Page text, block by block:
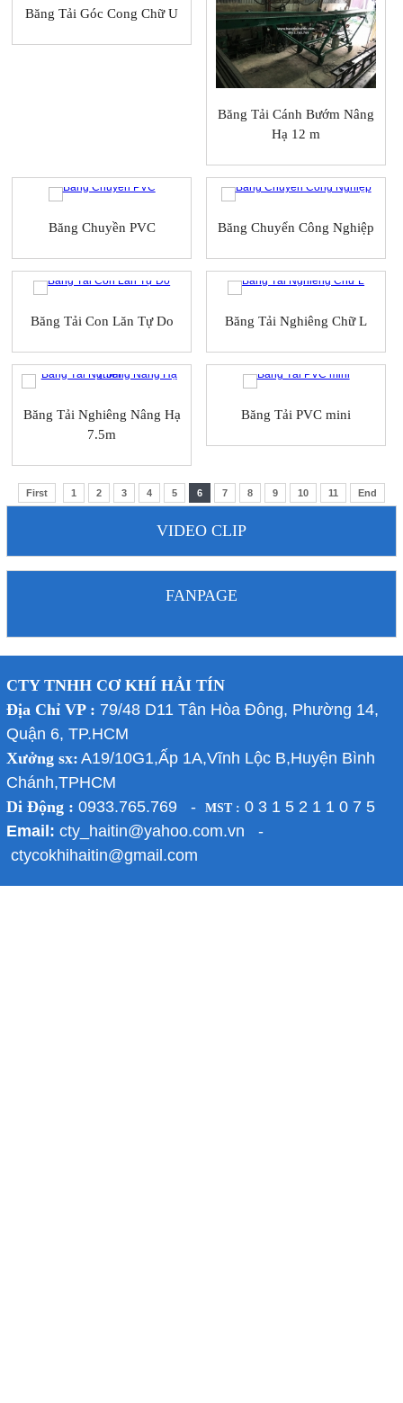
Băng Tải Góc Cong Chữ U
Băng Tải Cánh Bướm Nâng
Hạ 12 m
Băng Chuyền PVC Băng Chuyển Công Nghiệp
Băng Tải Con Lăn Tự Do Băng Tải Nghiêng Chữ L
Băng Tải Nghiêng Nâng Hạ
7.5m
Băng Tải PVC mini
First 1 2 3 4 5 6 7 8 9 10 11 End
VIDEO CLIP
FANPAGE
CTY TNHH CƠ KHÍ HẢI TÍN
Địa Chỉ VP : 79/48 D11 Tân Hòa Đông, Phường 14,
Quận 6, TP.HCM
Xưởng sx: A19/10G1,Ấp 1A,Vĩnh Lộc B,Huyện Bình
Chánh,TPHCM
Di Động : 0933.765.769 - MST : 0 3 1 5 2 1 1 0 7 5
Email: cty_haitin@yahoo.com.vn -
ctycokhihaitin@gmail.com